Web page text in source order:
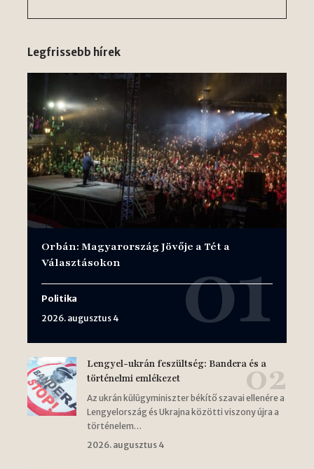
Legfrissebb hírek
Orbán: Magyarország Jövője a Tét a
Választásokon
Politika
2026. augusztus 4
Lengyel-ukrán feszültség: Bandera és a
történelmi emlékezet
Az ukrán külügyminiszter békítő szavai ellenére a
Lengyelország és Ukrajna közötti viszony újra a
történelem…
2026. augusztus 4